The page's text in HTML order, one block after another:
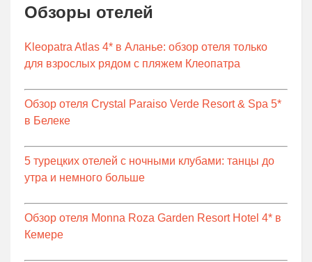
Обзоры отелей
Kleopatra Atlas 4* в Аланье: обзор отеля только
для взрослых рядом с пляжем Клеопатра
Обзор отеля Crystal Paraiso Verde Resort & Spa 5*
в Белеке
5 турецких отелей с ночными клубами: танцы до
утра и немного больше
Обзор отеля Monna Roza Garden Resort Hotel 4* в
Кемере